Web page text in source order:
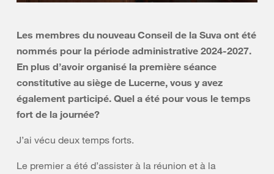
Les membres du nouveau Conseil de la Suva ont été
nommés pour la période administrative 2024-2027.
En plus d’avoir organisé la première séance
constitutive au siège de Lucerne, vous y avez
également participé. Quel a été pour vous le temps
fort de la journée?
J’ai vécu deux temps forts.
Le premier a été d’assister à la réunion et à la